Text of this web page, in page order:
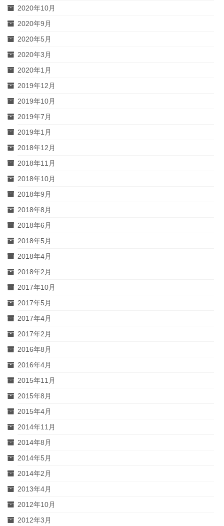
2020年10月
2020年9月
2020年5月
2020年3月
2020年1月
2019年12月
2019年10月
2019年7月
2019年1月
2018年12月
2018年11月
2018年10月
2018年9月
2018年8月
2018年6月
2018年5月
2018年4月
2018年2月
2017年10月
2017年5月
2017年4月
2017年2月
2016年8月
2016年4月
2015年11月
2015年8月
2015年4月
2014年11月
2014年8月
2014年5月
2014年2月
2013年4月
2012年10月
2012年3月